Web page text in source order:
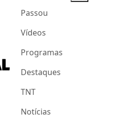
Passou
Vídeos
Programas
Destaques
TNT
Notícias